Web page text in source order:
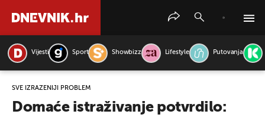
Vijesti Sport Showbizz Lifestyle Putovanja
SVE IZRAŽENIJI PROBLEM
Domaće istraživanje potvrdilo:
PRETRAŽITE VIJESTI